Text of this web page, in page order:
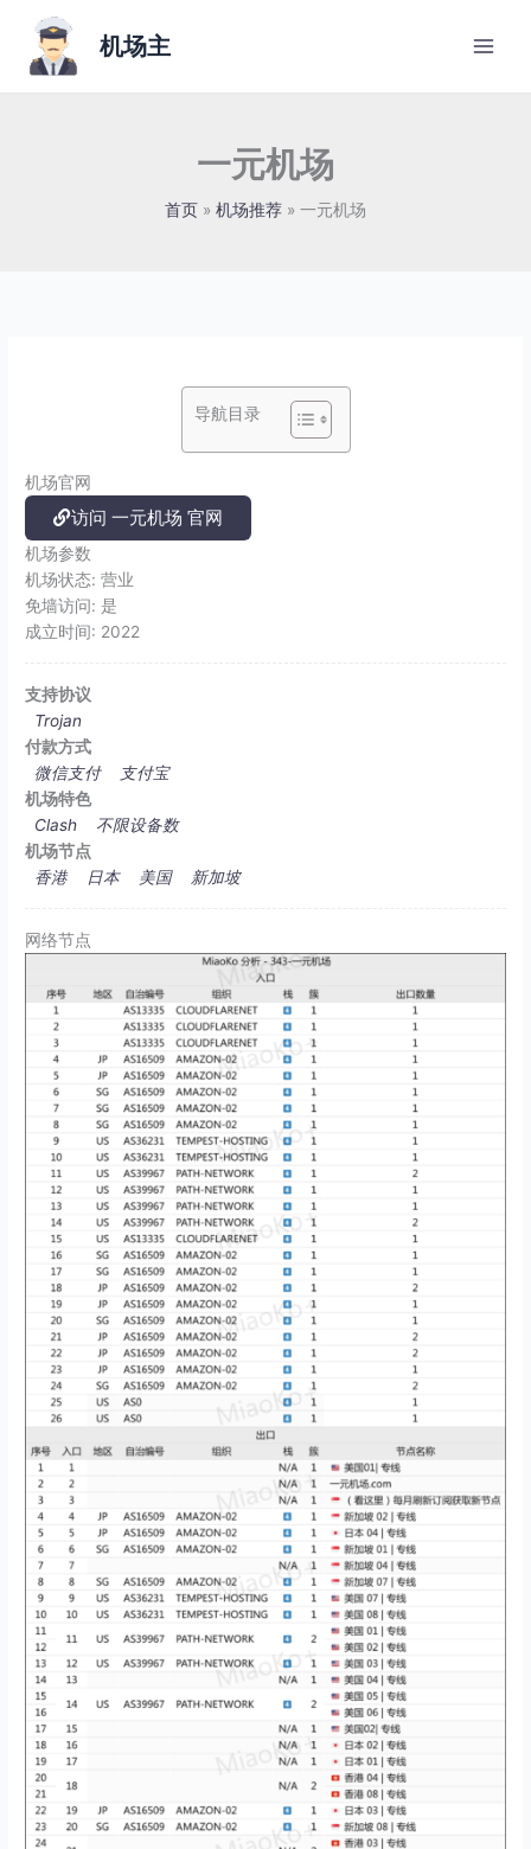
机场主
一元机场
首页 机场推荐 一元机场
导航目录
机场官网
访问 一元机场 官网
机场参数
机场状态:营业
免墙访问: 是
成立时间: 2022
支持协议
Trojan
付款方式
微信支付
支付宝
机场特色
Clash
不限设备数
机场节点
香港
日本 美国 新加坡
网络节点